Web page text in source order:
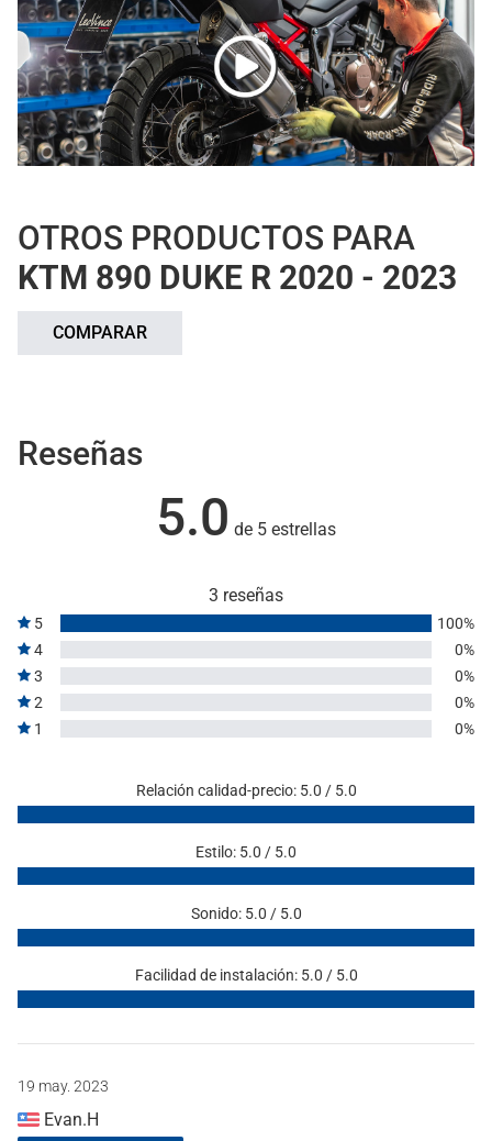
OTROS PRODUCTOS PARA
KTM 890 DUKE R 2020 - 2023
COMPARAR
Reseñas
5.0 de 5 estrellas
3 reseñas
5
100%
4
0%
3
0%
2
0%
1
0%
Relación calidad-precio: 5.0 / 5.0
Estilo: 5.0 / 5.0
Sonido: 5.0 / 5.0
Facilidad de instalación: 5.0 / 5.0
19 may. 2023
Evan.H